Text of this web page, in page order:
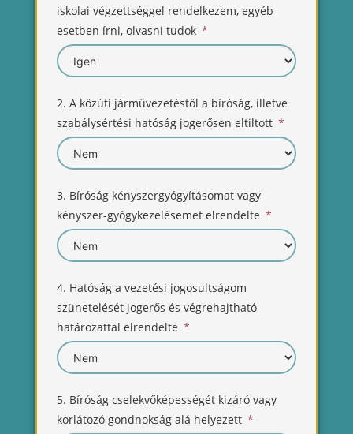
iskolai végzettséggel rendelkezem, egyéb
esetben írni, olvasni tudok
2. A közúti járművezetéstől a bíróság, illetve
szabálysértési hatóság jogerősen eltiltott
3. Bíróság kényszergyógyításomat vagy
kényszer-gyógykezelésemet elrendelte
4. Hatóság a vezetési jogosultságom
szünetelését jogerős és végrehajtható
határozattal elrendelte
5. Bíróság cselekvőképességét kizáró vagy
korlátozó gondnokság alá helyezett